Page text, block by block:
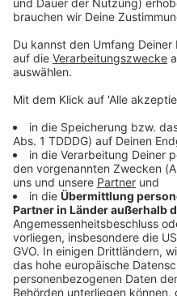
©
DAS KÖNNTE DICH
Bayern